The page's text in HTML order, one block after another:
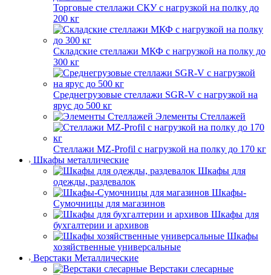
Торговые стеллажи СКУ с нагрузкой на полку до
200 кг
Складские стеллажи МКФ с нагрузкой на полку до
300 кг
Среднегрузовые стеллажи SGR-V с нагрузкой на
ярус до 500 кг
Элементы Стеллажей
Стеллажи MZ-Profil с нагрузкой на полку до 170 кг
Шкафы металлические
Шкафы для
одежды, раздевалок
Шкафы-
Сумочницы для магазинов
Шкафы для
бухгалтерии и архивов
Шкафы
хозяйственные универсальные
Верстаки Металлические
Верстаки слесарные